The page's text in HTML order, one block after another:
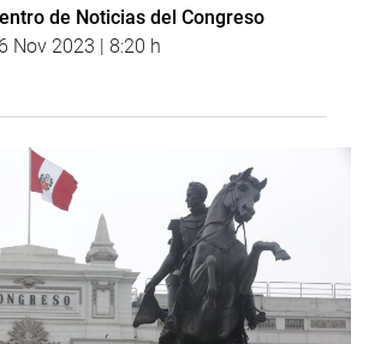
de Noticias del Congreso
Nov 2023 | 8:20 h